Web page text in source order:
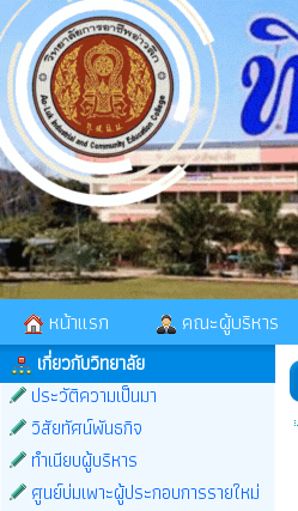
หน้าแรก คณะผู้บริหาร
เกี่ยวกับวิทยาลัย
ประวัติความเป็นมา
วิสัยทัศน์พันธกิจ
ทำเนียบผู้บริหาร
ศูนย์บ่มเพาะผู้ประกอบการรายใหม่